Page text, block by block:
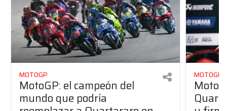
MOTOGP
MotoGP: el campeón del
mundo que podría
MOTOGP